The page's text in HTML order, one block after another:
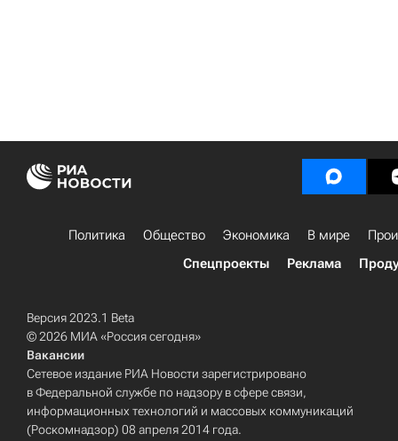
Политика Общество Экономика В мире
Спецпроекты
Реклама
Версия 2023.1 Beta
© 2026 МИА «Россия сегодня»
Вакансии
Сетевое издание РИА Новости зарегистрировано
в Федеральной службе по надзору в сфере связи,
информационных технологий и массовых коммуникаций
(Роскомнадзор) 08 апреля 2014 года.